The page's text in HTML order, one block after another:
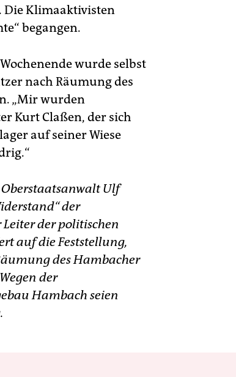
Die Klimaaktivisten
begangen.
wurde selbst
nach Räumung des
„Mir wurden
Kurt Claßen, der sich
auf seiner Wiese
Oberstaatsanwalt Ulf
der
Leiter der politischen
auf die Feststellung,
des Hambacher
der
Hambach seien